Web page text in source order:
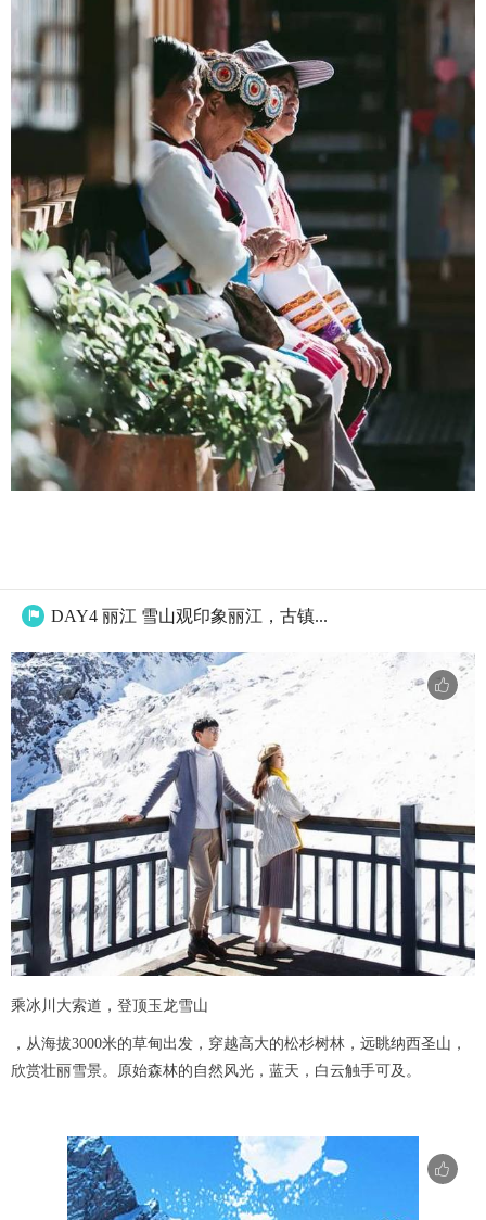
 DAY4 丽江 雪山观印象丽江，古镇...
乘冰川大索道，登顶玉龙雪山
，从海拔3000米的草甸出发，穿越高大的松杉树林，远眺纳西圣山，
欣赏壮丽雪景。原始森林的自然风光，蓝天，白云触手可及。